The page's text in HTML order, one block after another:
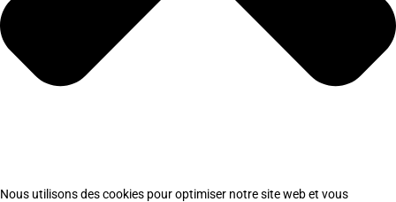
Nous utilisons des cookies pour optimiser notre site web et vous